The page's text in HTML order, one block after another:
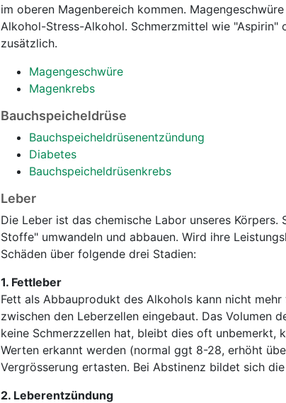
im oberen Magenbereich kommen.
Alkohol-Stress-Alkohol. Schmerzmittel wie "Aspirin"
zusätzlich.
Magengeschwüre
Magenkrebs
Bauchspeicheldrüse
Bauchspeicheldrüsenentzündung
Diabetes
Bauchspeicheldrüsenkrebs
Leber
Die Leber ist das chemische Labor unseres
Stoffe" umwandeln und abbauen. Wird ihre
Schäden über folgende drei Stadien:
1. Fettleber
Fett als Abbauprodukt des Alkohols kann nicht
zwischen den Leberzellen eingebaut. Das Volumen
keine Schmerzzellen hat, bleibt dies oft unbemerkt,
Werten erkannt werden (normal ggt 8-28, erhöht
Vergrösserung ertasten. Bei Abstinenz bildet sich
2. Leberentzündung